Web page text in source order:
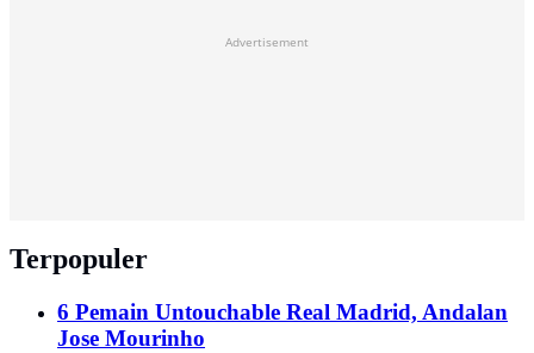
Advertisement
Terpopuler
6 Pemain Untouchable Real Madrid, Andalan
Jose Mourinho